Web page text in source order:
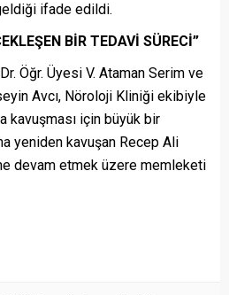
ifade edildi.
BİR TEDAVİ SÜRECİ”
Öğr. Üyesi V. Ataman Serim ve
Avcı, Nöroloji Kliniği ekibiyle
kavuşması için büyük bir
yeniden kavuşan Recep Ali
devam etmek üzere memleketi